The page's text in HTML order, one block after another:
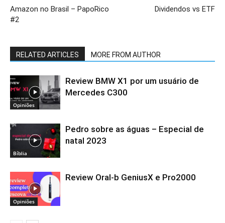
Amazon no Brasil – PapoRico
#2
Dividendos vs ETF
RELATED ARTICLES MORE FROM AUTHOR
Opiniões
Review BMW X1 por um usuário de
Mercedes C300
Bíblia
Pedro sobre as águas – Especial de
natal 2023
Opiniões
Review Oral-b GeniusX e Pro2000